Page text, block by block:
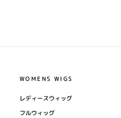
WOMENS WIGS
レディースウィッグ
フルウィッグ